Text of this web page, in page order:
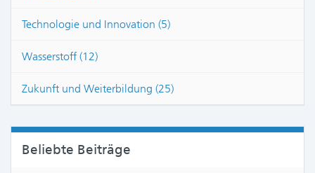
Technologie und Innovation (5)
Wasserstoff (12)
Zukunft und Weiterbildung (25)
Beliebte Beiträge